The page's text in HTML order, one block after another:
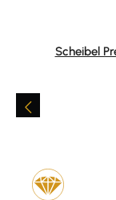
Scheibel